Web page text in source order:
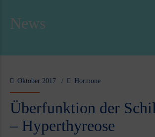
News
Oktober 2017 Hormone
Überfunktion der
– Hyperthyreose